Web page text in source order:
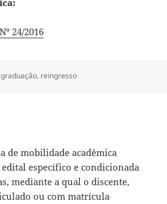
24/2016
graduação, reingresso
de mobilidade acadêmica
específico e condicionada
mediante a qual o discente,
ou com matrícula